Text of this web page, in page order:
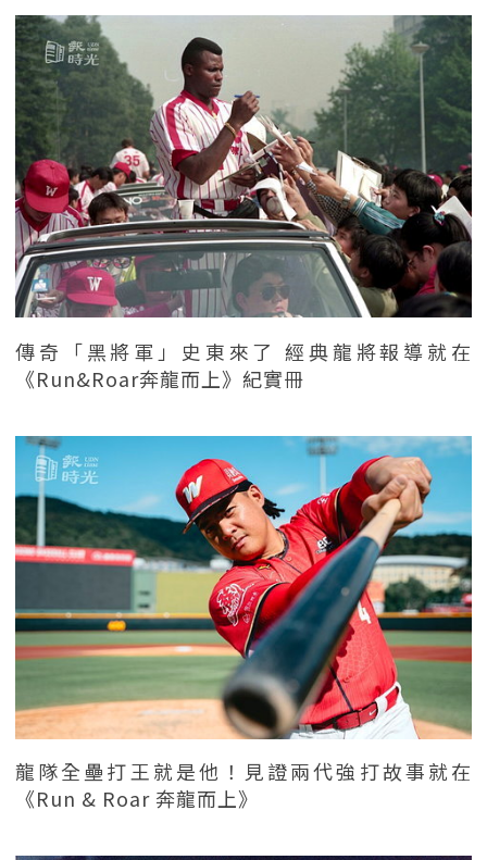
傳奇「黑將軍」史東來了 經典龍將報導就在
《Run&Roar奔龍而上》紀實冊
龍隊全壘打王就是他！見證兩代強打故事就在
《Run & Roar 奔龍而上》